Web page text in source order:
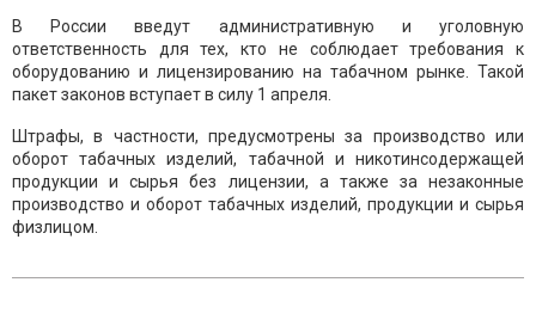
В России введут административную и уголовную
ответственность для тех, кто не соблюдает требования к
оборудованию и лицензированию на табачном рынке. Такой
пакет законов вступает в силу 1 апреля.
Штрафы, в частности, предусмотрены за производство или
оборот табачных изделий, табачной и никотинсодержащей
продукции и сырья без лицензии, а также за незаконные
производство и оборот табачных изделий, продукции и сырья
физлицом.